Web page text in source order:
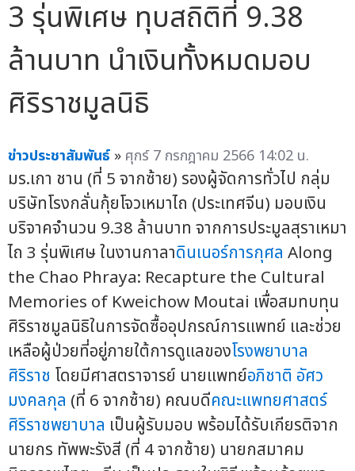
3 รุ่นพิเศษ ทุบสถิติที่ 9.38
ล้านบาท นำเงินทั้งหมดมอบ
ศิริราชมูลนิธิ
ข่าวประชาสัมพันธ์ » ศุกร์ 7 กรกฎาคม 2566 14:02 น.
มร.เกา ชาน (ที่ 5 จากซ้าย) รองผู้จัดการทั่วไป กลุ่ม
บริษัทโรงกลั่นกุ้ยโจวเหมาไถ (ประเทศจีน) มอบเงิน
บริจาคจำนวน 9.38 ล้านบาท จากการประมูลสุราเหมา
ไถ 3 รุ่นพิเศษ ในงานกาลาดินเนอร์การกุศล Along
the Chao Phraya: Recapture the Cultural
Memories of Kweichow Moutai เพื่อสมทบทุน
ศิริราชมูลนิธิในการจัดซื้ออุปกรณ์การแพทย์ และช่วย
เหลือผู้ป่วยที่อยู่ภายใต้การดูแลของโรงพยาบาล
ศิริราช โดยมีศาสตราจารย์ นายแพทย์อภิชาติ อัศว
มงคลกุล (ที่ 6 จากซ้าย) คณบดีคณะแพทยศาสตร์
ศิริราชพยาบาล เป็นผู้รับมอบ พร้อมได้รับเกียรติจาก
นายกร ทัพพะรังสี (ที่ 4 จากซ้าย) นายกสมาคม